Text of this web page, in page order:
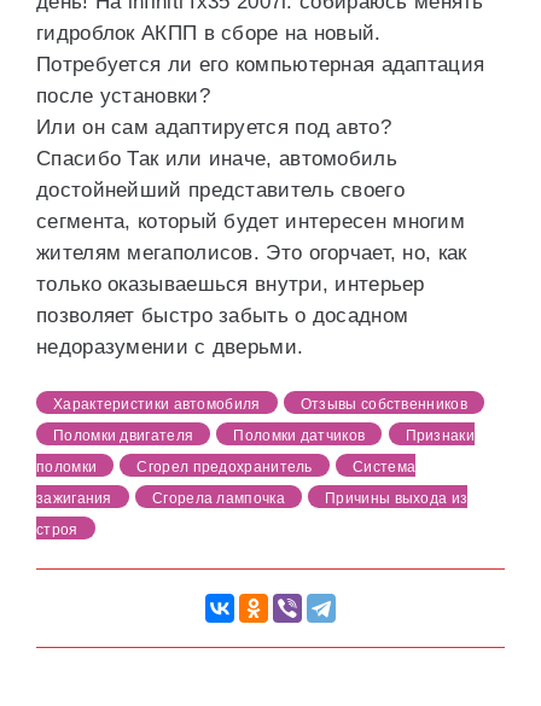
гидроблок АКПП в сборе на новый.
Потребуется ли его компьютерная адаптация
после установки?
Или он сам адаптируется под авто?
Спасибо Так или иначе, автомобиль
достойнейший представитель своего
сегмента, который будет интересен многим
жителям мегаполисов. Это огорчает, но, как
только оказываешься внутри, интерьер
позволяет быстро забыть о досадном
недоразумении с дверьми.
Характеристики автомобиля
Отзывы собственников
Поломки двигателя
Поломки датчиков
Признаки
поломки
Сгорел предохранитель
Система
зажигания
Сгорела лампочка
Причины выхода из
строя